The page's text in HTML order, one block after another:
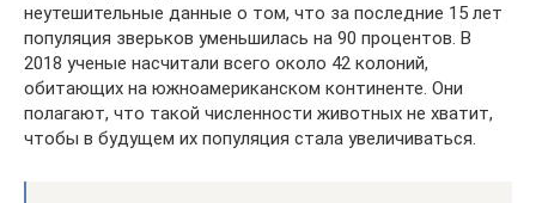
неутешительные данные о том, что за последние 15 лет
популяция зверьков уменьшилась на 90 процентов. В
2018 ученые насчитали всего около 42 колоний,
обитающих на южноамериканском континенте. Они
полагают, что такой численности животных не хватит,
чтобы в будущем их популяция стала увеличиваться.